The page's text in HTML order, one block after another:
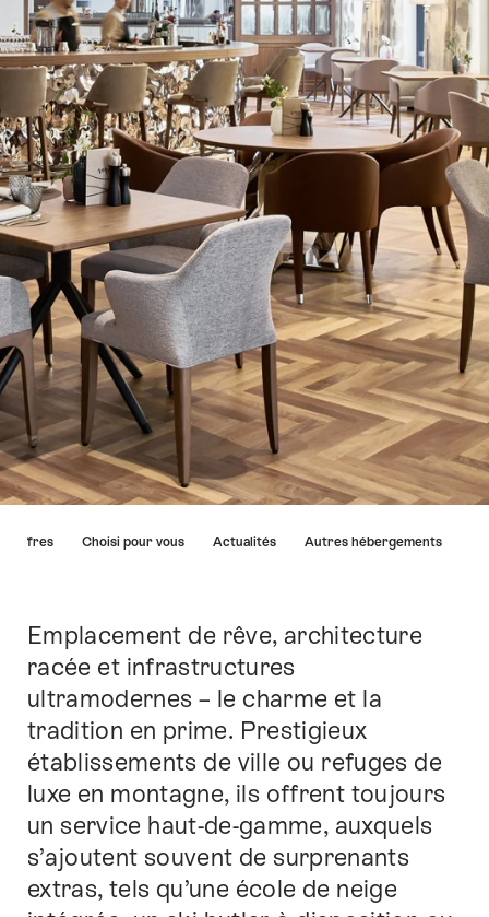
directement
aux
points
forts
sur
page.
Offres Choisi pour vous Actualités Autres hébergements
Introduction
Emplacement de rêve, architecture
racée et infrastructures
ultramodernes – le charme et la
tradition en prime. Prestigieux
établissements de ville ou refuges de
luxe en montagne, ils offrent toujours
un service haut-de-gamme, auxquels
s’ajoutent souvent de surprenants
extras, tels qu’une école de neige